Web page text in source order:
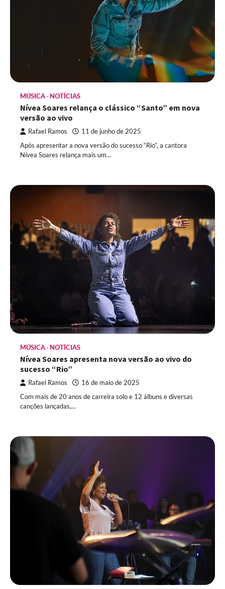
MÚSICA NOTÍCIAS
Nívea Soares relança o clássico “Santo” em nova
versão ao vivo
Rafael Ramos 11 de junho de 2025
Após apresentar a nova versão do sucesso “Rio”, a cantora
Nívea Soares relança mais um…
MÚSICA NOTÍCIAS
Nívea Soares apresenta nova versão ao vivo do
sucesso “Rio”
Rafael Ramos 16 de maio de 2025
Com mais de 20 anos de carreira solo e 12 álbuns e diversas
canções lançadas,…